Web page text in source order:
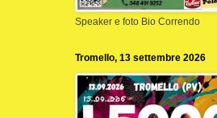
Speaker e foto Bio Correndo
Tromello, 13 settembre 2026